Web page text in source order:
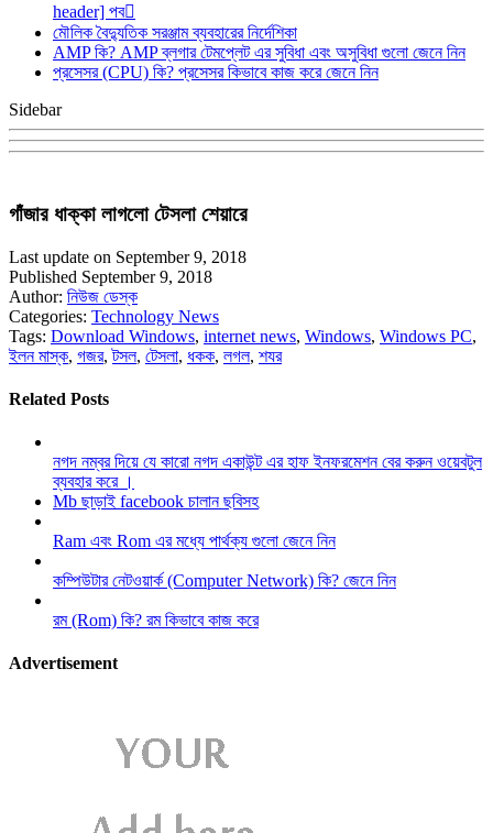
header] পব
মৌলিক বৈদ্যুতিক সরঞ্জাম ব্যবহারের নির্দেশিকা
AMP কি? AMP ব্লগার টেমপ্লেট এর সুবিধা এবং অসুবিধা গুলো জেনে নিন
প্রসেসর (CPU) কি? প্রসেসর কিভাবে কাজ করে জেনে নিন
Sidebar
গাঁজার ধাক্কা লাগলো টেসলা শেয়ারে
Last update on September 9, 2018
Published September 9, 2018
Author: নিউজ ডেস্ক
Categories: Technology News
Tags: Download Windows, internet news, Windows, Windows PC,
ইলন মাস্ক, গজর,টসল, টেসলা, ধকক, লগল, শযর
Related Posts
নগদ নম্বর দিয়ে যে কারো নগদ একাউন্ট এর হাফ ইনফরমেশন বের করুন ওয়েবটুল
ব্যবহার করে ।
Mb ছাড়াই facebook চালান ছবিসহ
Ram এবং Rom এর মধ্যে পার্থক্য গুলো জেনে নিন
কম্পিউটার নেটওয়ার্ক (Computer Network) কি? জেনে নিন
রম (Rom) কি? রম কিভাবে কাজ করে
Advertisement